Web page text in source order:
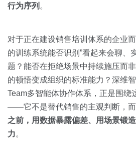
行为序列 。
对于正在建设销售培训体系的企业
的训练系统能否识别”看起来会聊、
题？能否在拒绝场景中持续施压而
的顿悟变成组织的标准能力？深维
Team多智能体协作体系，正是围绕
——它不是替代销售的主观判断，
之前，用数据暴露偏差、用场景锻
力。